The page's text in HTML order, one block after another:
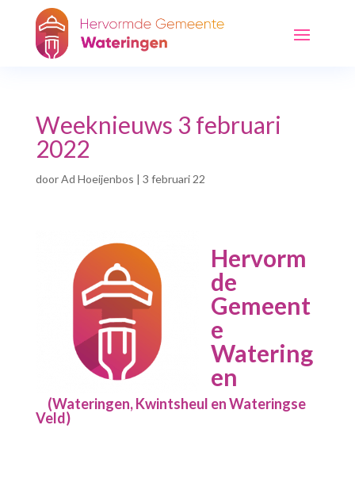
Weeknieuws 3 februari
2022
doorAd Hoeijenbos | 3 februari 22
Hervorm
de
Gemeent
e
Watering
en
(Wateringen, Kwintsheul en Wateringse
Veld)